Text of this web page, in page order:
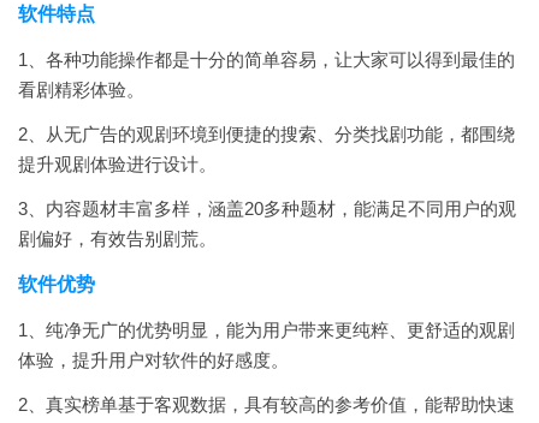
软件特点
1、各种功能操作都是十分的简单容易，让大家可以得到最佳的
看剧精彩体验。
2、从无广告的观剧环境到便捷的搜索、分类找剧功能，都围绕
提升观剧体验进行设计。
3、内容题材丰富多样，涵盖20多种题材，能满足不同用户的观
剧偏好，有效告别剧荒。
软件优势
1、纯净无广的优势明显，能为用户带来更纯粹、更舒适的观剧
体验，提升用户对软件的好感度。
2、真实榜单基于客观数据，具有较高的参考价值，能帮助快速